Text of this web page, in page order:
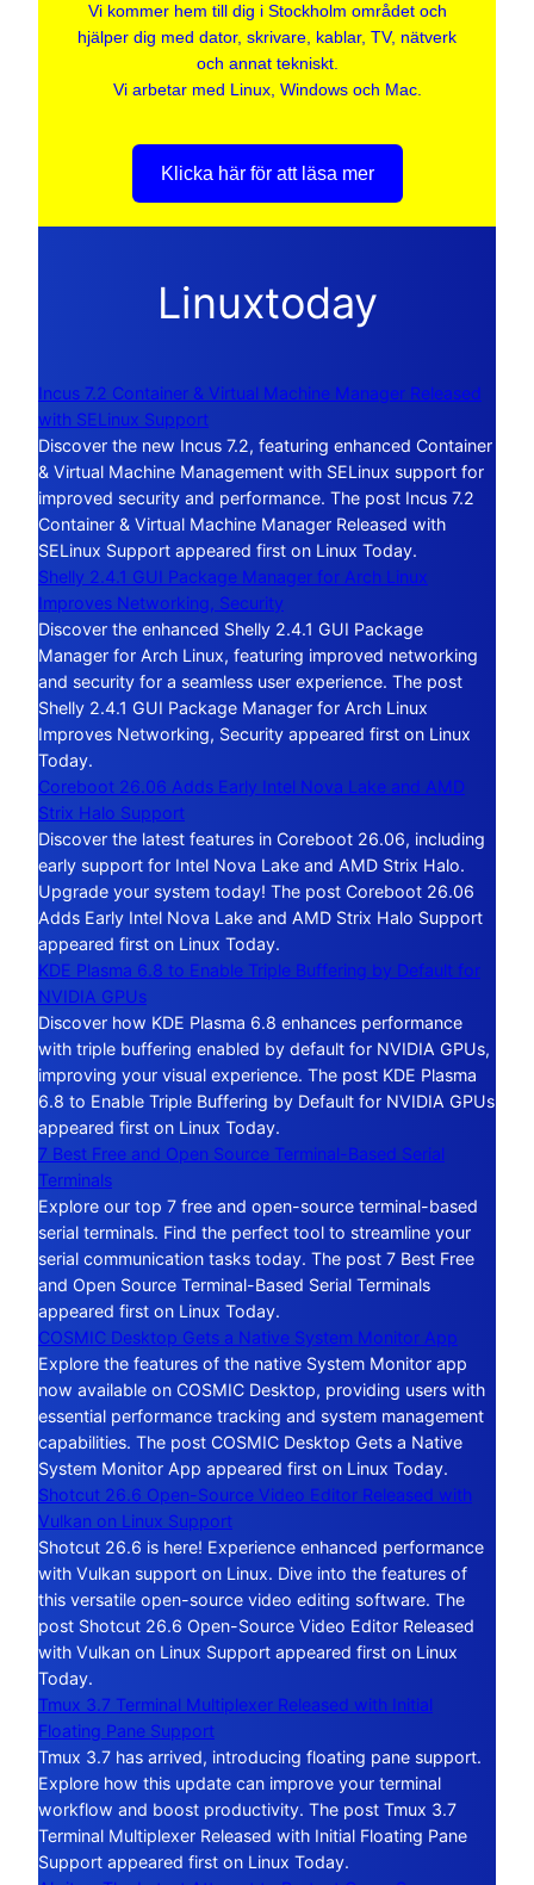
Vi kommer hem till dig i Stockholm området och
hjälper dig med dator, skrivare, kablar, TV, nätverk
och annat tekniskt.
Vi arbetar med Linux, Windows och Mac.
Klicka här för att läsa mer
Linuxtoday
Incus 7.2 Container & Virtual Machine Manager Released
with SELinux Support
Discover the new Incus 7.2, featuring enhanced Container
& Virtual Machine Management with SELinux support for
improved security and performance. The post Incus 7.2
Container & Virtual Machine Manager Released with
SELinux Support appeared first on Linux Today.
Shelly 2.4.1 GUI Package Manager for Arch Linux
Improves Networking, Security
Discover the enhanced Shelly 2.4.1 GUI Package
Manager for Arch Linux, featuring improved networking
and security for a seamless user experience. The post
Shelly 2.4.1 GUI Package Manager for Arch Linux
Improves Networking, Security appeared first on Linux
Today.
Coreboot 26.06 Adds Early Intel Nova Lake and AMD
Strix Halo Support
Discover the latest features in Coreboot 26.06, including
early support for Intel Nova Lake and AMD Strix Halo.
Upgrade your system today! The post Coreboot 26.06
Adds Early Intel Nova Lake and AMD Strix Halo Support
appeared first on Linux Today.
KDE Plasma 6.8 to Enable Triple Buffering by Default for
NVIDIA GPUs
Discover how KDE Plasma 6.8 enhances performance
with triple buffering enabled by default for NVIDIA GPUs,
improving your visual experience. The post KDE Plasma
6.8 to Enable Triple Buffering by Default for NVIDIA GPUs
appeared first on Linux Today.
7 Best Free and Open Source Terminal-Based Serial
Terminals
Explore our top 7 free and open-source terminal-based
serial terminals. Find the perfect tool to streamline your
serial communication tasks today. The post 7 Best Free
and Open Source Terminal-Based Serial Terminals
appeared first on Linux Today.
COSMIC Desktop Gets a Native System Monitor App
Explore the features of the native System Monitor app
now available on COSMIC Desktop, providing users with
essential performance tracking and system management
capabilities. The post COSMIC Desktop Gets a Native
System Monitor App appeared first on Linux Today.
Shotcut 26.6 Open-Source Video Editor Released with
Vulkan on Linux Support
Shotcut 26.6 is here! Experience enhanced performance
with Vulkan support on Linux. Dive into the features of
this versatile open-source video editing software. The
post Shotcut 26.6 Open-Source Video Editor Released
with Vulkan on Linux Support appeared first on Linux
Today.
Tmux 3.7 Terminal Multiplexer Released with Initial
Floating Pane Support
Tmux 3.7 has arrived, introducing floating pane support.
Explore how this update can improve your terminal
workflow and boost productivity. The post Tmux 3.7
Terminal Multiplexer Released with Initial Floating Pane
Support appeared first on Linux Today.